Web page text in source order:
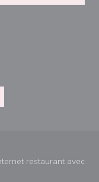
une nouvelle
((ouvre une
restaurant avec
une nouvelle fenêtre))